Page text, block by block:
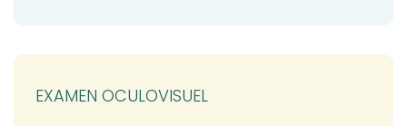
EXAMEN OCULOVISUEL